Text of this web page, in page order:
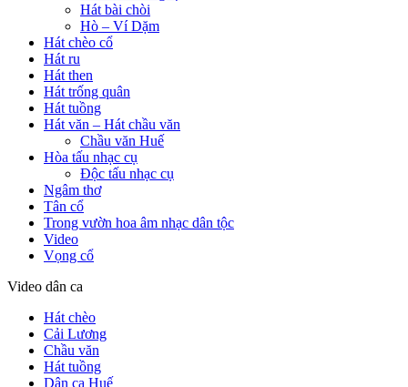
Hát bài chòi
Hò – Ví Dặm
Hát chèo cổ
Hát ru
Hát then
Hát trống quân
Hát tuồng
Hát văn – Hát chầu văn
Chầu văn Huế
Hòa tấu nhạc cụ
Độc tấu nhạc cụ
Ngâm thơ
Tân cổ
Trong vườn hoa âm nhạc dân tộc
Video
Vọng cổ
Video dân ca
Hát chèo
Cải Lương
Chầu văn
Hát tuồng
Dân ca Huế